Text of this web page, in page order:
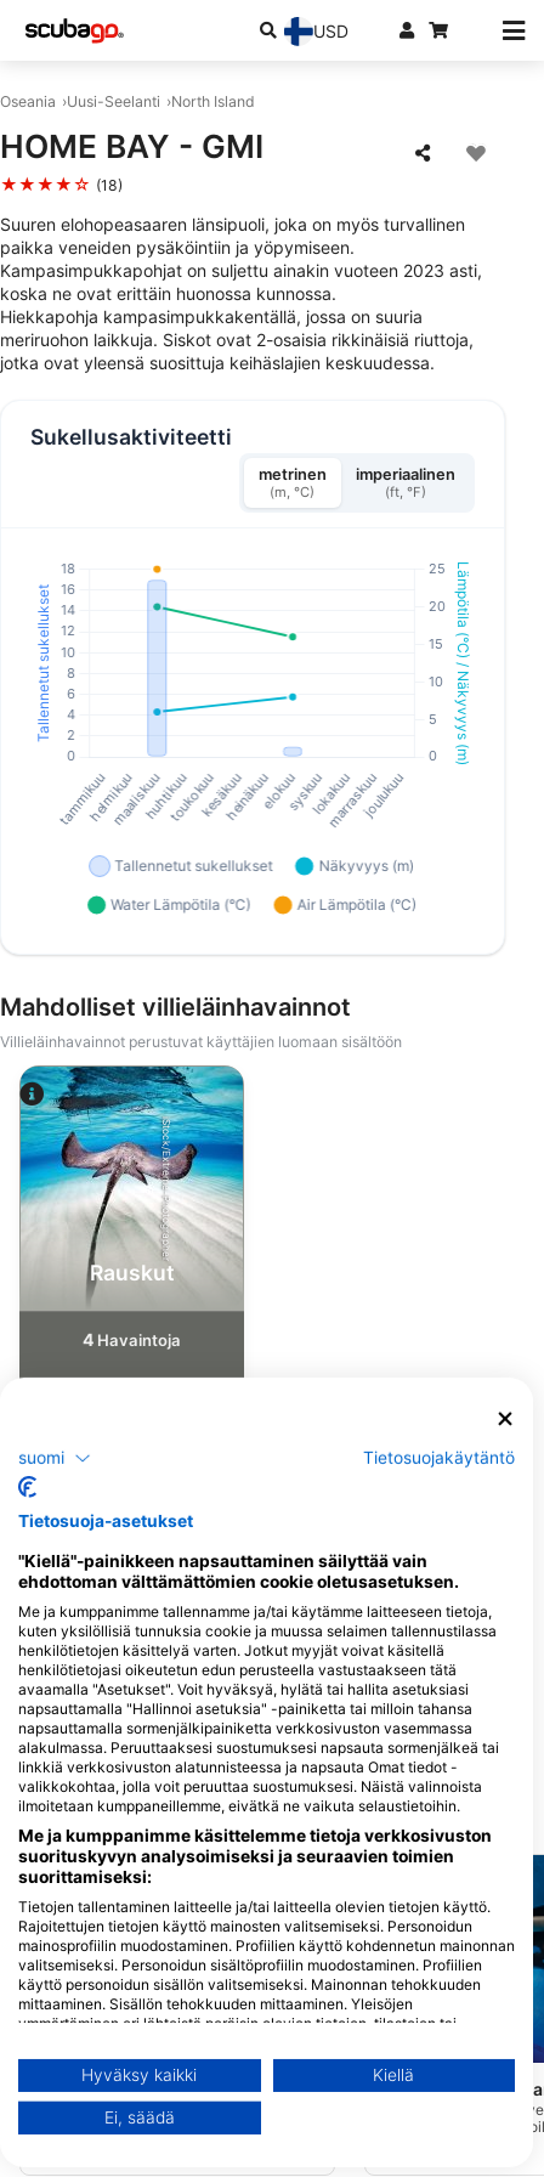
USD
Oseania Uusi-Seelanti North Island
HOME BAY - GMI
★★★★☆ (18)
Suuren elohopeasaaren länsipuoli, joka on myös turvallinen
paikka veneiden pysäköintiin ja yöpymiseen.
Kampasimpukkapohjat on suljettu ainakin vuoteen 2023 asti,
koska ne ovat erittäin huonossa kunnossa.
Hiekkapohja kampasimpukkakentällä, jossa on suuria
meriruohon laikkuja. Siskot ovat 2-osaisia rikkinäisiä riuttoja,
jotka ovat yleensä suosittuja keihäslajien keskuudessa.
Sukellusaktiviteetti
metrinen
(m, °C)
imperiaalinen
(ft, °F)
Mahdolliset villieläinhavainnot
Villieläinhavainnot perustuvat käyttäjien luomaan sisältöön
iStock/Extreme-Photographer
Rauskut
4 Havaintoja
J F M A
Sukelluskeskukset, jotka tarjoavat
catering-palveluita tällä
sukelluskohteella
GET WET, Get Wet Waikato
Dive
451 TE RAPA ROAD, 3200
HAMILTON, Uusi-seelanti
Lähellä olevat sukelluskohteet
Wood Group Training Center
Tämä on New Plymouthissa sijaitsevan
Seal Rock /
Tapuae Marine
erinomaisesti
suomi Tietosuojakäytäntö
Tietosuoja-asetukset
"Kiellä"-painikkeen napsauttaminen säilyttää vain
ehdottoman välttämättömien cookie oletusasetuksen.
Me ja kumppanimme tallennamme ja/tai käytämme laitteeseen tietoja,
kuten yksilöllisiä tunnuksia cookie ja muussa selaimen tallennustilassa
henkilötietojen käsittelyä varten. Jotkut myyjät voivat käsitellä
henkilötietojasi oikeutetun edun perusteella vastustaakseen tätä
avaamalla "Asetukset". Voit hyväksyä, hylätä tai hallita asetuksiasi
napsauttamalla "Hallinnoi asetuksia" -painiketta tai milloin tahansa
napsauttamalla sormenjälkipainiketta verkkosivuston vasemmassa
alakulmassa. Peruuttaaksesi suostumuksesi napsauta sormenjälkeä tai
linkkiä verkkosivuston alatunnisteessa ja napsauta Omat tiedot -
valikkokohtaa, jolla voit peruuttaa suostumuksesi. Näistä valinnoista
ilmoitetaan kumppaneillemme, eivätkä ne vaikuta selaustietoihin.
Me ja kumppanimme käsittelemme tietoja verkkosivuston
suorituskyvyn analysoimiseksi ja seuraavien toimien
suorittamiseksi:
Tietojen tallentaminen laitteelle ja/tai laitteella olevien tietojen käyttö.
Rajoitettujen tietojen käyttö mainosten valitsemiseksi. Personoidun
mainosprofiilin muodostaminen. Profiilien käyttö kohdennetun mainonnan
valitsemiseksi. Personoidun sisältöprofiilin muodostaminen. Profiilien
käyttö personoidun sisällön valitsemiseksi. Mainonnan tehokkuuden
mittaaminen. Sisällön tehokkuuden mittaaminen. Yleisöjen
ymmärtäminen eri lähteistä peräisin olevien tietojen, tilastojen tai
Rajoitettujen tietojen käyttö sisällön valitsemiseen.
Lisätietoja Googlen tavasta käyttää tietoja löydät täältä:
https://business.safety.google/privacy/
Tietoja voidaan jakaa Euroopan unionin ulkopuolelle ja lähettää
Hyväksy kaikki Kiellä
Ei, säädä